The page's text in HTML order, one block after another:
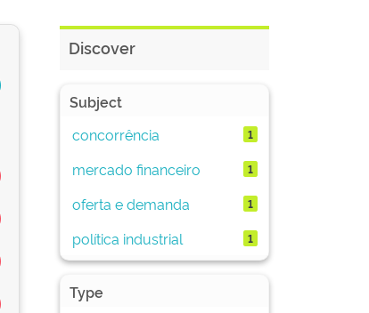
Discover
Subject
concorrência
1
mercado financeiro 1
oferta e demanda 1
política industrial 1
Type